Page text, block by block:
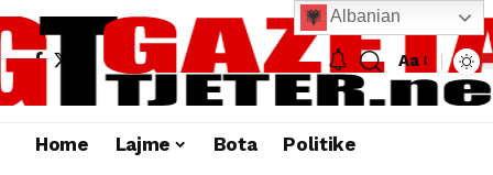
Aa
Home Lajme Bota
Politike
Albanian